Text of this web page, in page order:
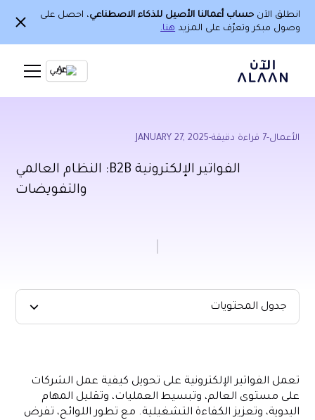
انطلق الآن حساب أعمالنا الأصيل للذكاء الاصطناعي، احصل على
وصول مبكر وتعرّف على المزيد هنا.
Ar
الأعمال-
7 قراءة دقيقة-
JANUARY 27, 2025
الفواتير الإلكترونية B2B: النظام العالمي
والتفويضات
جدول المحتويات
استراتيجية تنفيذ الفواتير الإلكترونية في دولة الإمارات
تحديات التنفيذ الرئيسية
تعمل الفواتير الإلكترونية على تحويل كيفية عمل الشركات
على مستوى العالم، وتبسيط العمليات، وتقليل المهام
اليدوية، وتعزيز الكفاءة التشغيلية. مع تطور اللوائح، تفرض